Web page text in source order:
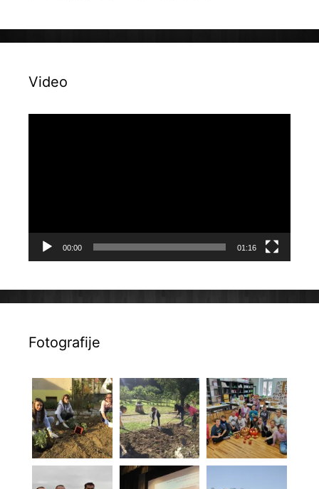
Video
00:00 01:16
Fotografije